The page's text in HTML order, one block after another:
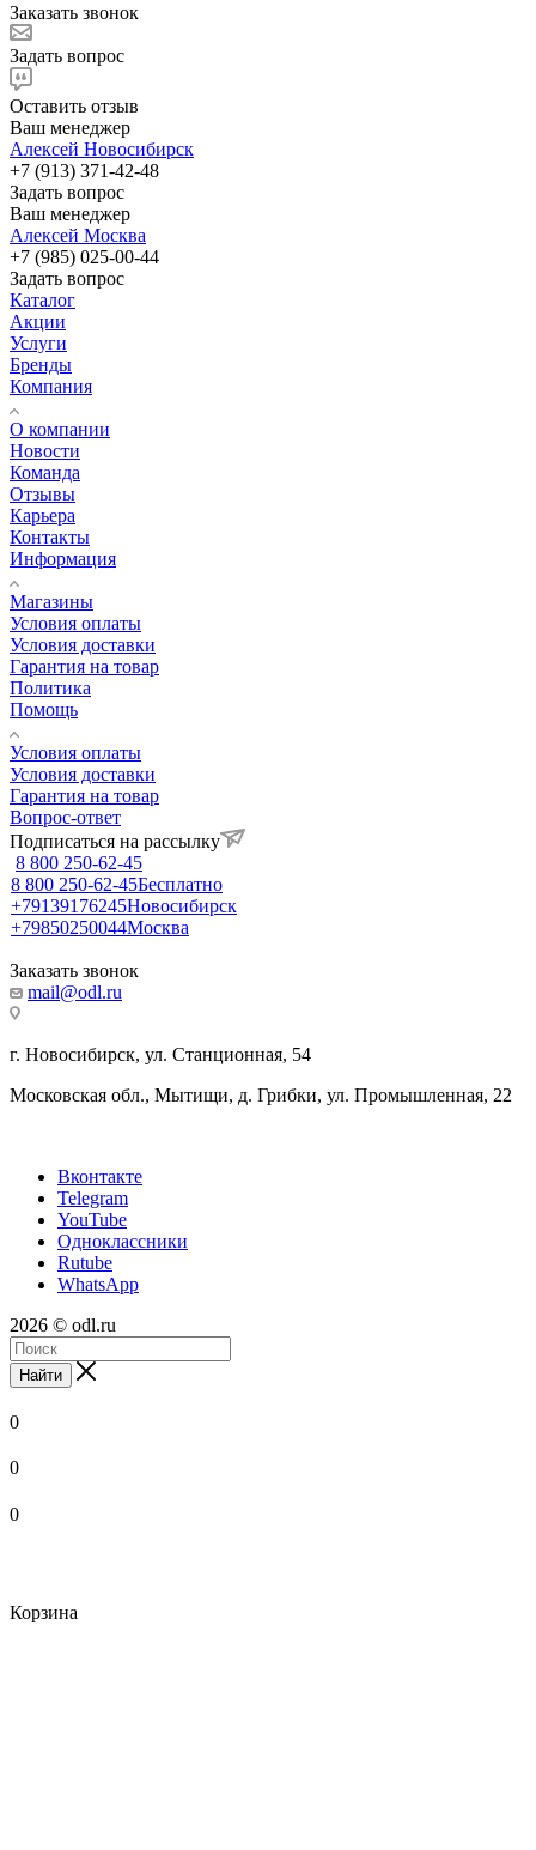
Заказать звонок
Задать вопрос
Оставить отзыв
Ваш менеджер
Алексей Новосибирск
+7 (913) 371-42-48
Задать вопрос
Ваш менеджер
Алексей Москва
+7 (985) 025-00-44
Задать вопрос
Каталог
Акции
Услуги
Бренды
Компания
О компании
Новости
Команда
Отзывы
Карьера
Контакты
Информация
Магазины
Условия оплаты
Условия доставки
Гарантия на товар
Политика
Помощь
Условия оплаты
Условия доставки
Гарантия на товар
Вопрос-ответ
Подписаться на рассылку
8 800 250-62-45
8 800 250-62-45Бесплатно
+79139176245Новосибирск
+79850250044Москва
Заказать звонок
mail@odl.ru
г. Новосибирск, ул. Станционная, 54
Московская обл., Мытищи, д. Грибки, ул. Промышленная, 22
Вконтакте
Telegram
YouTube
Одноклассники
Rutube
WhatsApp
2026 © odl.ru
Найти
0
0
0
Корзина